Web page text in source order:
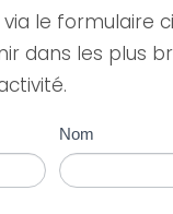
le formulaire
dans les plus
Nom